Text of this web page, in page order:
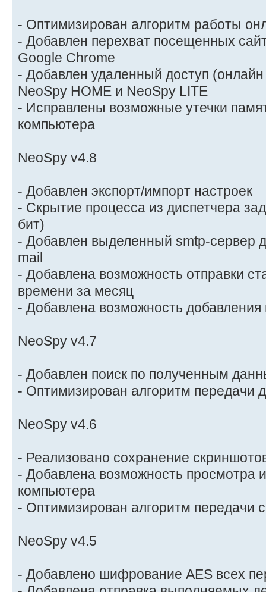
- Оптимизирован алгоритм работы
- Добавлен перехват посещенных
Google Chrome
- Добавлен удаленный доступ
NeoSpy HOME и NeoSpy LITE
- Исправлены возможные утечки
компьютера
NeoSpy v4.8
- Добавлен экспорт/импорт настроек
- Скрытие процесса из диспетчера
бит)
- Добавлен выделенный smtp-сервер
mail
- Добавлена возможность отправки
времени за месяц
- Добавлена возможность добавления
NeoSpy v4.7
- Добавлен поиск по полученным
- Оптимизирован алгоритм передачи
NeoSpy v4.6
- Реализовано сохранение
- Добавлена возможность просмотра
компьютера
- Оптимизирован алгоритм передачи
NeoSpy v4.5
- Добавлено шифрование AES всех